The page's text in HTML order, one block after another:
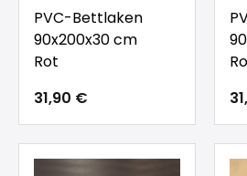
PVC-Bettlaken
90x200x30 cm
Rot
31,90 €